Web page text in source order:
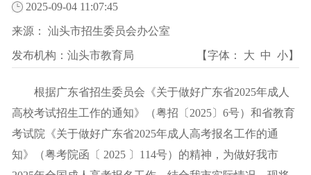
2025-09-04 11:07:45
来源： 汕头市招生委员会办公室
发布机构： 汕头市教育局 【字体： 大 中 小】
根据广东省招生委员会《关于做好广东省2025年成人
高校考试招生工作的通知》（粤招〔2025〕6号）和省教育
考试院《关于做好广东省2025年成人高考报名工作的通
知》（粤考院函〔 2025 〕114号）的精神，为做好我市